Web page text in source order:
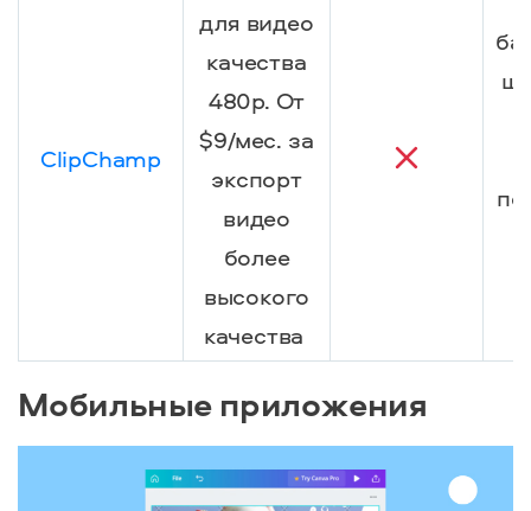
ClipChamp
для видео
качества
480p. От
$9/мес. за
экспорт
видео
более
высокого
качества
Мобильные приложения